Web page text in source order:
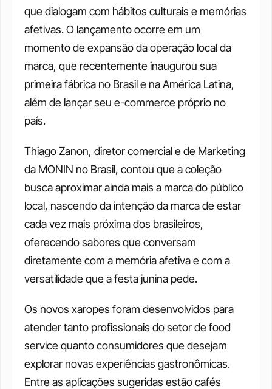
que dialogam com hábitos culturais e memórias
afetivas. O lançamento ocorre em um
momento de expansão da operação local da
marca, que recentemente inaugurou sua
primeira fábrica no Brasil e na América Latina,
além de lançar seu e-commerce próprio no
país.
Thiago Zanon, diretor comercial e de Marketing
da MONIN no Brasil, contou que a coleção
busca aproximar ainda mais a marca do público
local, nascendo da intenção da marca de estar
cada vez mais próxima dos brasileiros,
oferecendo sabores que conversam
diretamente com a memória afetiva e com a
versatilidade que a festa junina pede.
Os novos xaropes foram desenvolvidos para
atender tanto profissionais do setor de food
service quanto consumidores que desejam
explorar novas experiências gastronômicas.
Entre as aplicações sugeridas estão cafés